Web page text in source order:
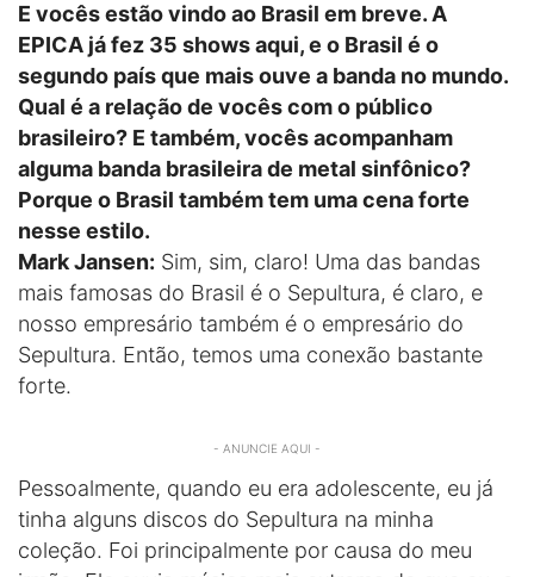
E vocês estão vindo ao Brasil em breve. A
EPICA já fez 35 shows aqui, e o Brasil é o
segundo país que mais ouve a banda no mundo.
Qual é a relação de vocês com o público
brasileiro? E também, vocês acompanham
alguma banda brasileira de metal sinfônico?
Porque o Brasil também tem uma cena forte
nesse estilo.
Mark Jansen: Sim, sim, claro! Uma das bandas
mais famosas do Brasil é o Sepultura, é claro, e
nosso empresário também é o empresário do
Sepultura. Então, temos uma conexão bastante
forte.
- ANUNCIE AQUI -
Pessoalmente, quando eu era adolescente, eu já
tinha alguns discos do Sepultura na minha
coleção. Foi principalmente por causa do meu